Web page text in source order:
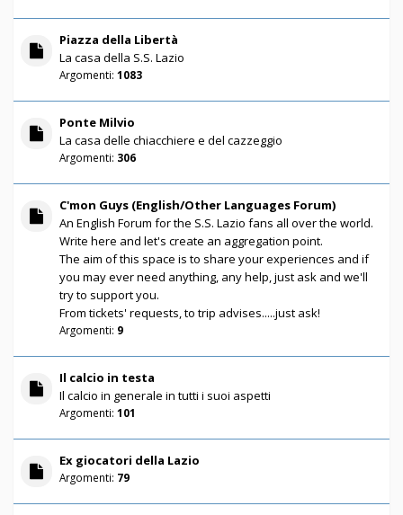
Piazza della Libertà
La casa della S.S. Lazio
Argomenti: 1083
Ponte Milvio
La casa delle chiacchiere e del cazzeggio
Argomenti: 306
C'mon Guys (English/Other Languages Forum)
An English Forum for the S.S. Lazio fans all over the world.
Write here and let's create an aggregation point.
The aim of this space is to share your experiences and if
you may ever need anything, any help, just ask and we'll
try to support you.
From tickets' requests, to trip advises.....just ask!
Argomenti: 9
Il calcio in testa
Il calcio in generale in tutti i suoi aspetti
Argomenti: 101
Ex giocatori della Lazio
Argomenti: 79